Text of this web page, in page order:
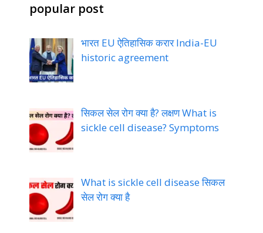
popular post
भारत EU ऐतिहासिक करार India-EU
historic agreement
सिकल सेल रोग क्या है? लक्षण What is
sickle cell disease? Symptoms
What is sickle cell disease सिकल
सेल रोग क्या है